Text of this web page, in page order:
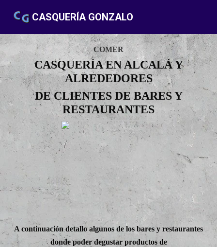
CASQUERÍA GONZALO
COMER
CASQUERÍA EN ALCALÁ Y
ALREDEDORES
DE CLIENTES DE BARES Y
RESTAURANTES
A continuación detallo algunos de los bares y restaurantes
donde poder degustar productos de